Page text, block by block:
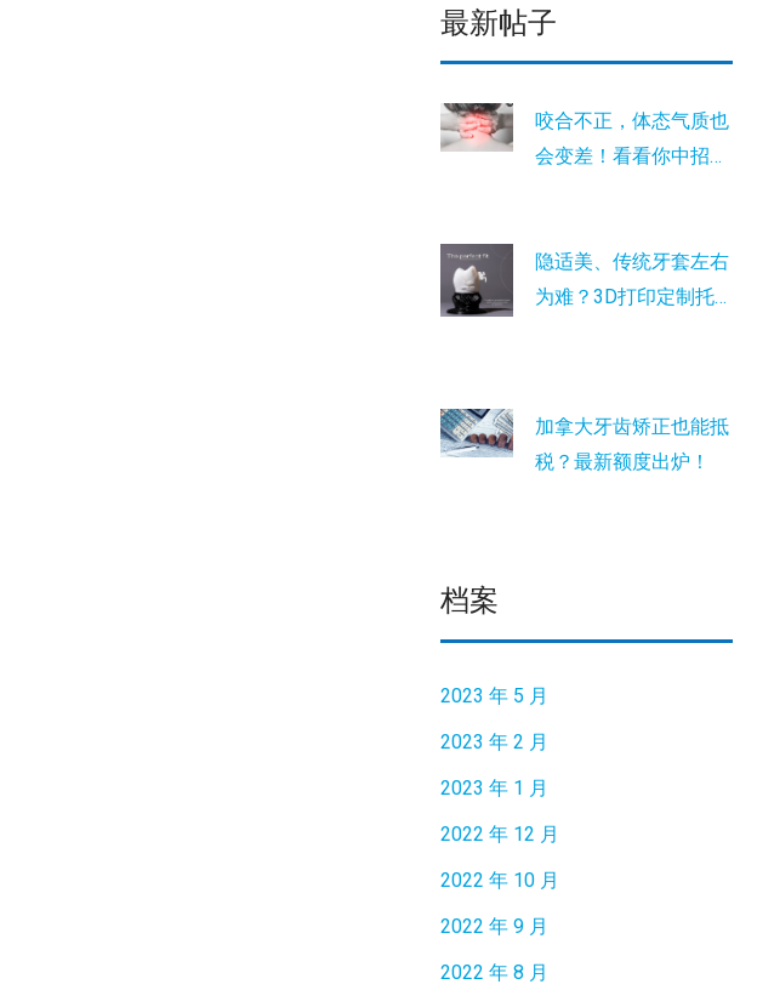
最新帖子
咬合不正，体态气质也
会变差！看看你中招
隐适美、传统牙套左右
为难？3D打印定制托
加拿大牙齿矫正也能抵
税？最新额度出炉！
档案
2023 年 5 月
2023 年 2 月
2023 年 1 月
2022 年 12 月
2022 年 10 月
2022 年 9 月
2022 年 8 月